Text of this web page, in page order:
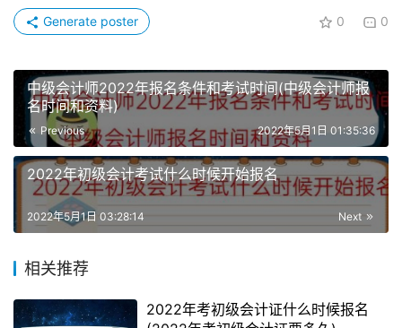
退考；登录网页提交报名信息、缴纳报名费并得到“报名已
确认”信息时方为报名成功，未在规定时间内进行报名确认
能参加考试。在报名确认及缴费成功后，考生所填写的信息
将不能在网上自行修改。
5、打印全国会计资格考试网上报名考生信息表。
广东2022初级会计考试时间
行，共14个批次。具体安排如下：
0 0
Generate poster
中级会计师2022年报名条件和考试时间(中级会计师报
名时间和资料)
Previous 2022年5月1日 01:35:36
2022年初级会计考试什么时候开始报名
Next
2022年5月1日 03:28:14
相关推荐
2022年考初级会计证什么时候报名